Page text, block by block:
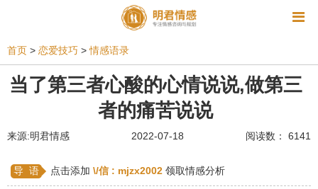
相亲 同性恋 恋爱技巧 挽回爱情
爱情相关 星座情感
姻缘测试 美容 怀孕 交友
感情挽回 双鱼座男生 情感测试
首页 > 恋爱技巧 > 情感语录
当了第三者心酸的心情说说,做第三
者的痛苦说说
来源:明君情感 2022-07-18 阅读数： 6141
导 语 点击添加 \/信 : mjzx2002 领取情感分析